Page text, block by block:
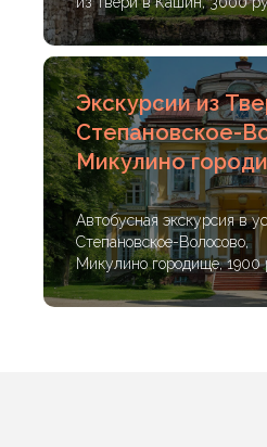
Экскурсии из
Степановское-
Микулино
Автобусная экскурсия в
Степановское-Волосово,
Микулино городище, 1900